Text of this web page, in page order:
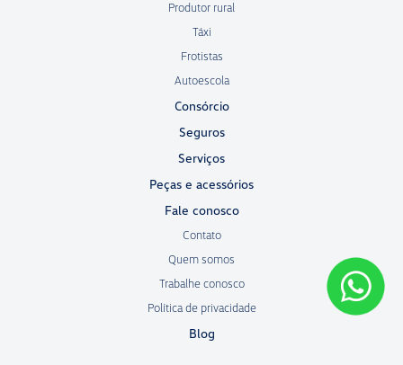
Produtor rural
Táxi
Frotistas
Autoescola
Consórcio
Seguros
Serviços
Peças e acessórios
Fale conosco
Contato
Quem somos
Trabalhe conosco
Política de privacidade
Blog